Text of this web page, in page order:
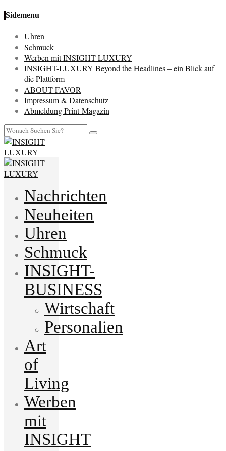
Sidemenu
Uhren
Schmuck
Werben mit INSIGHT LUXURY
INSIGHT-LUXURY Beyond the Headlines – ein Blick auf
die Plattform
ABOUT FAVOR
Impressum & Datenschutz
Abmeldung Print-Magazin
Nachrichten
Neuheiten
Uhren
Schmuck
INSIGHT-
BUSINESS
Wirtschaft
Personalien
Art
of
Living
Werben
mit
INSIGHT